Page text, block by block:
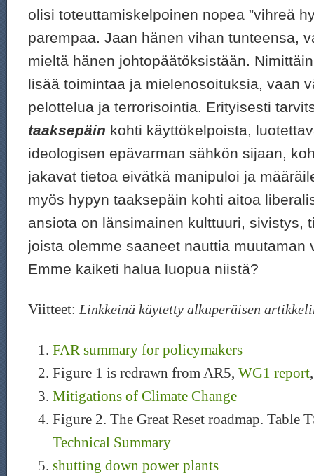
olisi toteuttamiskelpoinen nopea ”vihreä
parempaa. Jaan hänen vihan tunteensa,
mieltä hänen johtopäätöksistään.
lisää toimintaa ja mielenosoituksia, vaan
pelottelua ja terrorisointia. Erityisesti
taaksepäin kohti käyttökelpoista,
ideologisen epävarman sähkön sijaan,
jakavat tietoa eivätkä manipuloi ja
myös hypyn taaksepäin kohti aitoa
ansiota on länsimainen kulttuuri, sivistys,
joista olemme saaneet nauttia muutaman
Emme kaiketi halua luopua niistä?
Viitteet: Linkkeinä käytetty alkuperäisen
FAR summary for policymakers
Figure 1 is redrawn from AR5, WG1 report
Mitigations of Climate Change
Figure 2. The Great Reset roadmap. Table
Technical Summary
shutting down power plants